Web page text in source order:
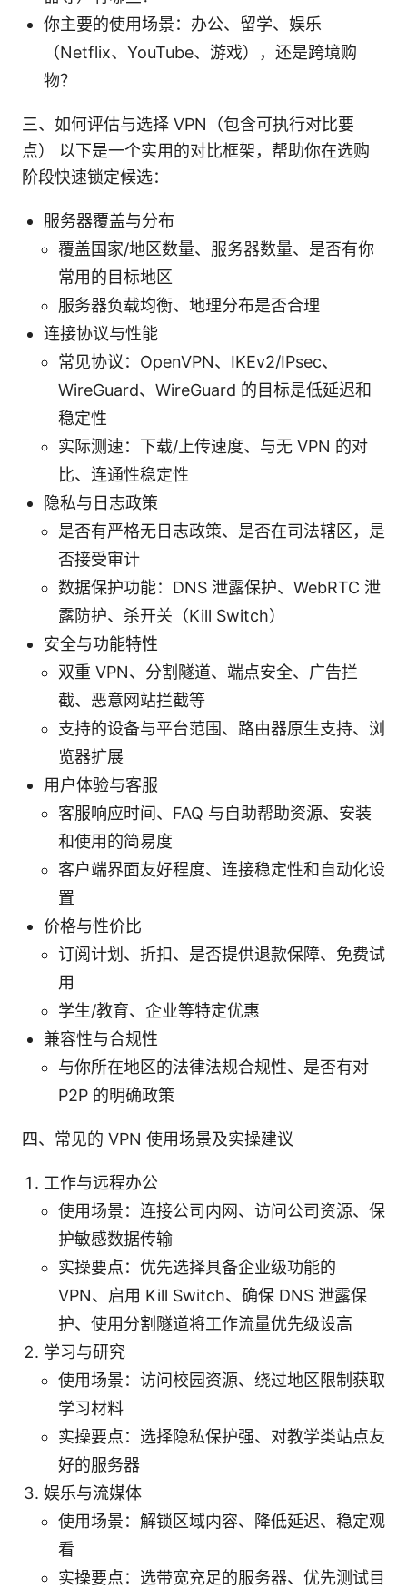
你主要的使用场景：办公、留学、娱乐
（Netflix、YouTube、游戏），还是跨境购
物？
三、如何评估与选择 VPN（包含可执行对比要
点） 以下是一个实用的对比框架，帮助你在选购
阶段快速锁定候选：
服务器覆盖与分布
覆盖国家/地区数量、服务器数量、是否有你
常用的目标地区
服务器负载均衡、地理分布是否合理
连接协议与性能
常见协议：OpenVPN、IKEv2/IPsec、
WireGuard、WireGuard 的目标是低延迟和
稳定性
实际测速：下载/上传速度、与无 VPN 的对
比、连通性稳定性
隐私与日志政策
是否有严格无日志政策、是否在司法辖区，是
否接受审计
数据保护功能：DNS 泄露保护、WebRTC 泄
露防护、杀开关（Kill Switch）
安全与功能特性
双重 VPN、分割隧道、端点安全、广告拦
截、恶意网站拦截等
支持的设备与平台范围、路由器原生支持、浏
览器扩展
用户体验与客服
客服响应时间、FAQ 与自助帮助资源、安装
和使用的简易度
客户端界面友好程度、连接稳定性和自动化设
置
价格与性价比
订阅计划、折扣、是否提供退款保障、免费试
用
学生/教育、企业等特定优惠
兼容性与合规性
与你所在地区的法律法规合规性、是否有对
P2P 的明确政策
四、常见的 VPN 使用场景及实操建议
工作与远程办公
使用场景：连接公司内网、访问公司资源、保
护敏感数据传输
实操要点：优先选择具备企业级功能的
VPN、启用 Kill Switch、确保 DNS 泄露保
护、使用分割隧道将工作流量优先级设高
学习与研究
使用场景：访问校园资源、绕过地区限制获取
学习材料
实操要点：选择隐私保护强、对教学类站点友
好的服务器
娱乐与流媒体
使用场景：解锁区域内容、降低延迟、稳定观
看
实操要点：选带宽充足的服务器、优先测试目